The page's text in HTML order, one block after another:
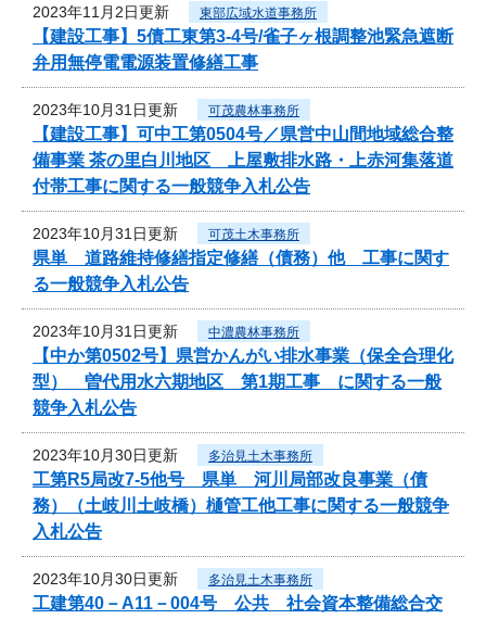
2023年11月2日更新 東部広域水道事務所
【建設工事】5債工東第3-4号/雀子ヶ根調整池緊急遮断
弁用無停電電源装置修繕工事
2023年10月31日更新 可茂農林事務所
【建設工事】可中工第0504号／県営中山間地域総合整
備事業 茶の里白川地区 上屋敷排水路・上赤河集落道
付帯工事に関する一般競争入札公告
2023年10月31日更新 可茂土木事務所
県単 道路維持修繕指定修繕（債務）他 工事に関す
る一般競争入札公告
2023年10月31日更新 中濃農林事務所
【中か第0502号】県営かんがい排水事業（保全合理化
型） 曽代用水六期地区 第1期工事 に関する一般
競争入札公告
2023年10月30日更新 多治見土木事務所
工第R5局改7-5他号 県単 河川局部改良事業（債
務）（土岐川土岐橋）樋管工他工事に関する一般競争
入札公告
2023年10月30日更新 多治見土木事務所
工建第40－A11－004号 公共 社会資本整備総合交